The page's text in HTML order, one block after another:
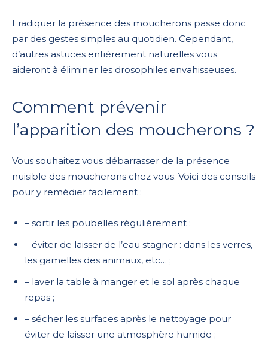
Eradiquer la présence des moucherons passe donc
par des gestes simples au quotidien. Cependant,
d’autres astuces entièrement naturelles vous
aideront à éliminer les drosophiles envahisseuses.
Comment prévenir
l’apparition des moucherons ?
Vous souhaitez vous débarrasser de la présence
nuisible des moucherons chez vous. Voici des conseils
pour y remédier facilement :
– sortir les poubelles régulièrement ;
– éviter de laisser de l’eau stagner : dans les verres,
les gamelles des animaux, etc… ;
– laver la table à manger et le sol après chaque
repas ;
– sécher les surfaces après le nettoyage pour
éviter de laisser une atmosphère humide ;